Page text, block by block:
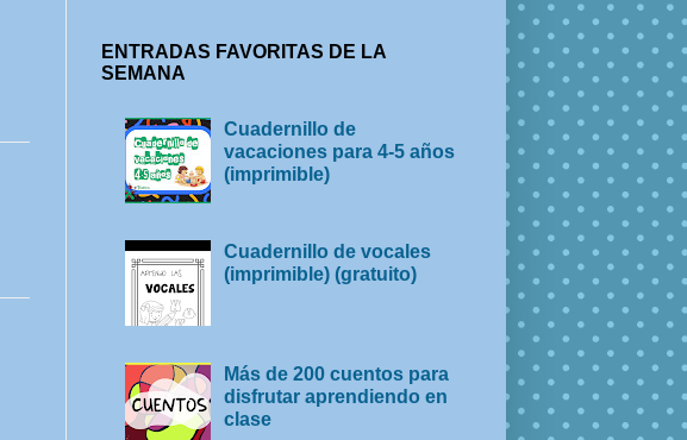
ENTRADAS FAVORITAS DE LA
SEMANA
Cuadernillo de
vacaciones para 4-5 años
(imprimible)
Cuadernillo de vocales
(imprimible) (gratuito)
Más de 200 cuentos para
disfrutar aprendiendo en
clase